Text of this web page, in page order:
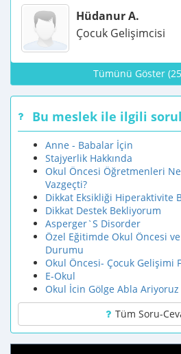
Hüdanur A.
Çocuk Gelişimcisi
Tümünü Göster
Bu meslek ile ilgili
Anne - Babalar İçin
Stajyerlik Hakkında
Okul Öncesi Öğretmenleri
Vazgeçti?
Dikkat Eksikliği Hiperaktivite
Dikkat Destek Bekliyorum
Asperger`S Disorder
Özel Eğitimde Okul Öncesi
Durumu
Okul Öncesi- Çocuk Gelişimi
E-Okul
Okul İcin Gölge Abla Ariyoruz
Tüm Soru-